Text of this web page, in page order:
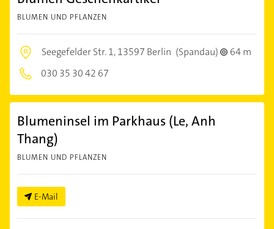
BLUMEN UND PFLANZEN
Seegefelder Str. 1,13597 Berlin (Spandau)
64 m
030 35 30 42 67
Blumeninsel im Parkhaus (Le, Anh
Thang)
BLUMEN UND PFLANZEN
E-Mail